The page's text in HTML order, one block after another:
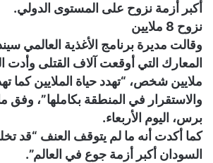
أكبر أزمة نزوح على المستوى الدولي.
نزوح 8 ملايين
وقالت مديرة برنامج الأغذية العالمي
المعارك التي أوقعت آلاف القتلى وأدت
ملايين شخص، “تهدد حياة الملايين كما
والاستقرار في المنطقة بكاملها”،
برس، اليوم الأربعاء.
كما أكدت أنه ما لم يتوقف العنف “قد
السودان أكبر أزمة جوع في العالم”.